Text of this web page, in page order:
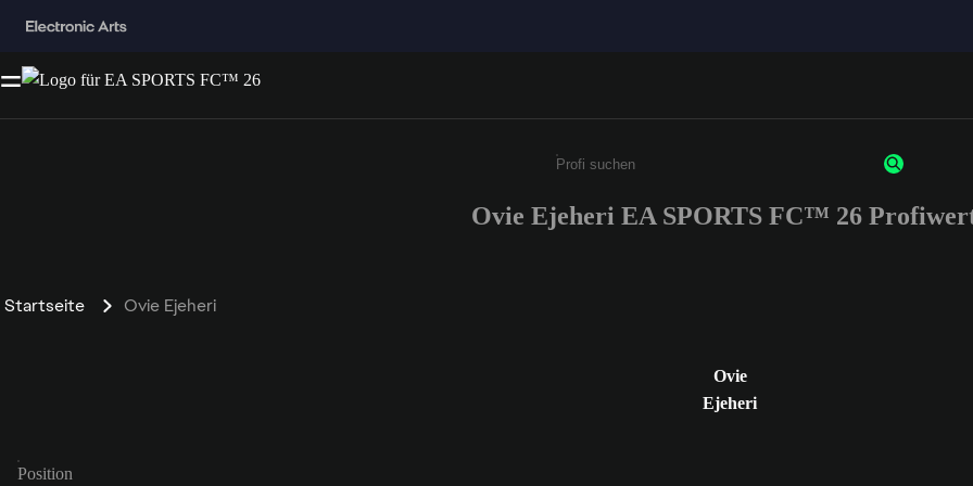
Gib mindestens 3 Zeichen oder Ziffern ein
Ovie Ejeheri EA SPORTS FC™ 26
Startseite Ovie Ejeheri
Ovie
Ejeheri
Position